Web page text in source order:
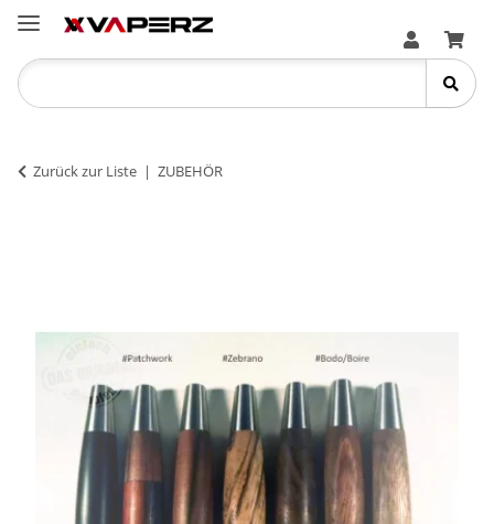
Zurück zur Liste ZUBEHÖR